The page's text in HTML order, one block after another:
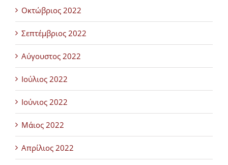
Οκτώβριος 2022
Σεπτέμβριος 2022
Αύγουστος 2022
Ιούλιος 2022
Ιούνιος 2022
Μάιος 2022
Απρίλιος 2022